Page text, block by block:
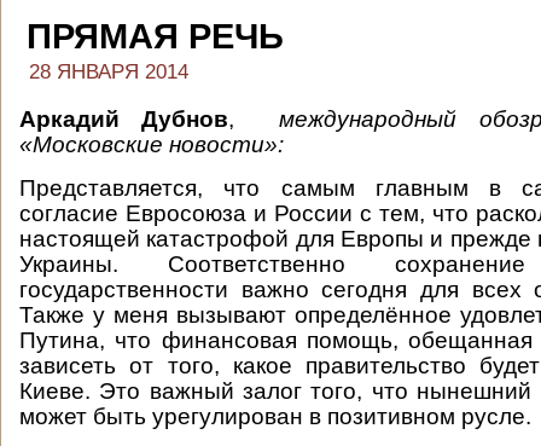
ПРЯМАЯ РЕЧЬ
28 ЯНВАРЯ 2014
Аркадий Дубнов,международный
«Московские новости»:
Представляется, что самым главным в
согласие Евросоюза и России с тем, что
настоящей катастрофой для Европы и
Украины. Соответственно
государственности важно сегодня для всех
Также у меня вызывают определённое
Путина, что финансовая помощь, обещанная
зависеть от того, какое правительство
Киеве. Это важный залог того, что нынешний
может быть урегулирован в позитивном русле.